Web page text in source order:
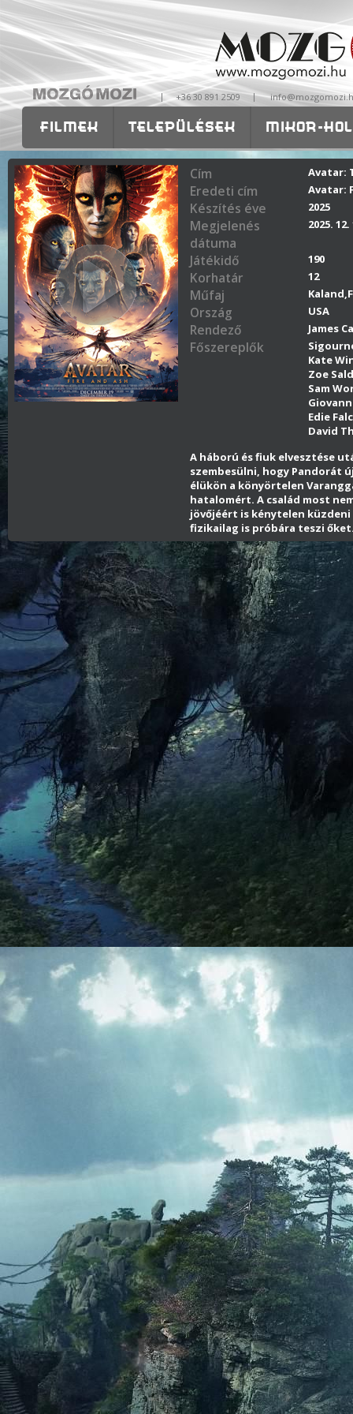
| +36 30 891 2509 |
FILMEK TELEPÜLÉSEK MIKOR-
OKTATÁS RÓLUNK ISKOLÁKNAK-
Cím Avatar:
Eredeti cím Avatar:
Készítés éve 2025
Megjelenés
dátuma
2025. 12.
Játékidő 190
Korhatár 12
Műfaj
Ország USA
Rendező James
Főszereplők
Kate
Zoe
Sam
Edie
David
A háború és fiuk elvesztése
szembesülni, hogy Pandorát
élükön a könyörtelen
hatalomért. A család most
jövőjéért is kénytelen
fizikailag is próbára teszi